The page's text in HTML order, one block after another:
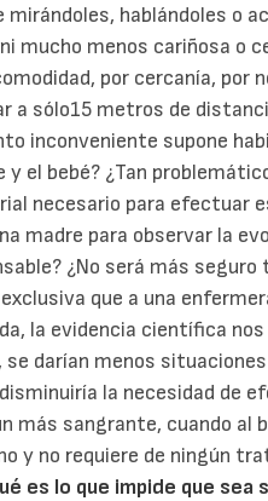
hablándoles o
mucho menos cariñosa o
por cercanía, por
a sólo15 metros de
inconveniente supone
y el bebé? ¿Tan
necesario para efectuar
madre para observar la
¿No será más
que a una
la evidencia científica
se darían menos
la necesidad de
más sangrante, cuando al
y no requiere de ningún
es lo que impide que sea